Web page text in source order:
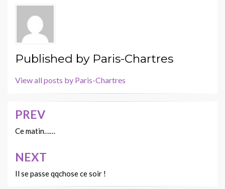
Published by Paris-Chartres
View all posts by Paris-Chartres
Navigation
de
l’article
PREV
Ce matin……
NEXT
Il se passe qqchose ce soir !